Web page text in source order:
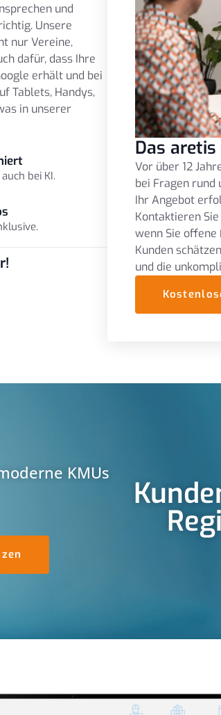
und
Unsere
nur Vereine,
dafür, dass Ihre
erhält und bei
Tablets, Handys,
in unserer
bei KI.
Das
Vor über 12
bei Fragen rund
Ihr Angebot
Kontaktieren
wenn Sie offene
Kunden
und die
KMUs